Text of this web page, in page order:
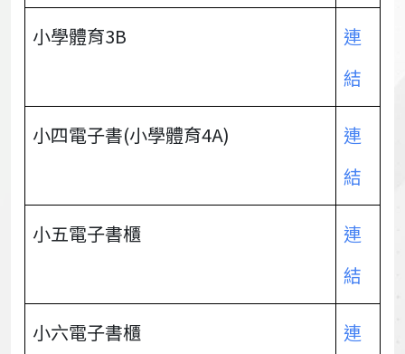
小學體育3B
連
結
小四電子書(小學體育4A)
連
結
小五電子書櫃
連
結
小六電子書櫃
連